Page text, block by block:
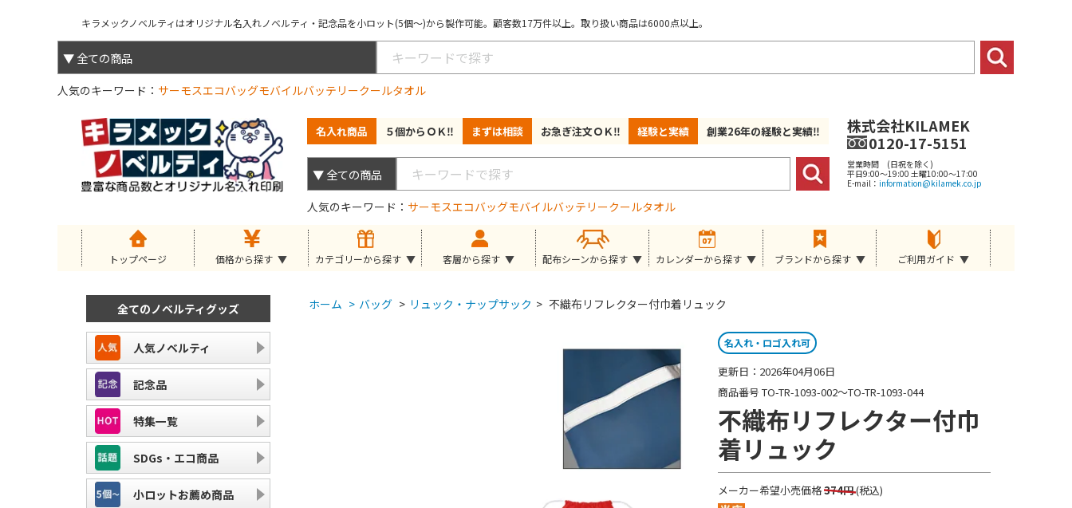
キラメックノベルティはオリジナル名入れノベルティ・記念品を小ロット(5個～)から製作可能。顧客数17万件以上。取り扱い商品は6000点以上。
人気のキーワード サーモスエコバッグモバイルバッテリークールタオル
名入れ商品 ５個からＯＫ‼ まずは相談 お急ぎ注文ＯＫ‼ 経験と実績 創業26年の経験と実績‼
人気のキーワード サーモスエコバッグモバイルバッテリークールタオル
株式会社KILAMEK
0120-17-5151
営業時間 (日祝を除く)
平日9:00～19:00 土曜10:00～17:00
E-mail： information@kilamek.co.jp
トップページ 価格から探す カテゴリーから探す 客層から探す 配布シーンから探す カレンダーから探す ブランドから探す ご利用ガイド
全てのノベルティグッズ
人気ノベルティ
記念品
特集一覧
SDGs・エコ商品
小ロットお薦め商品
ホーム > バッグ > リュック・ナップサック > 不織布リフレクター付巾着リュック
名入れ・ロゴ入れ可
更新日：2026年04月06日
商品番号 TO-TR-1093-002～TO-TR-1093-044
不織布リフレクター付巾
着リュック
メーカー希望小売価格374円(税込)